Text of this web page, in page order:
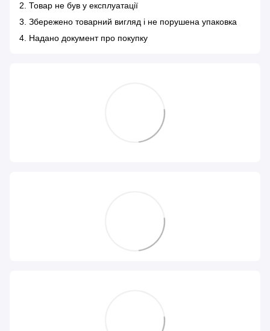
2. Товар не був у експлуатації
3. Збережено товарний вигляд і не порушена упаковка
4. Надано документ про покупку